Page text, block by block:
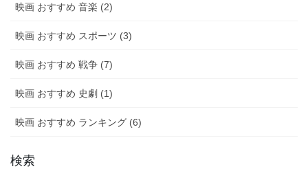
映画 おすすめ 音楽 (2)
映画 おすすめ スポーツ (3)
映画 おすすめ 戦争 (7)
映画 おすすめ 史劇 (1)
映画 おすすめ ランキング (6)
検索